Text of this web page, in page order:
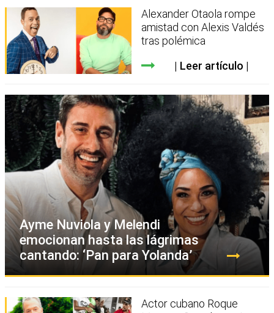
Alexander Otaola rompe
amistad con Alexis Valdés
tras polémica
Leer artículo
Ayme Nuviola y Melendi
emocionan hasta las lágrimas
cantando: ‘Pan para Yolanda’
Actor cubano Roque